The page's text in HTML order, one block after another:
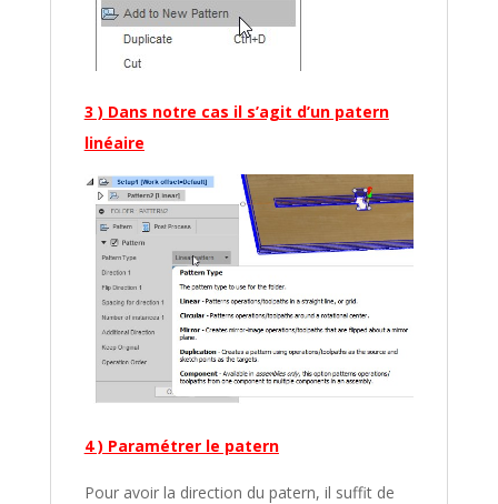
3 ) Dans notre cas il s’agit d’un patern
linéaire
4 ) Paramétrer le patern
Pour avoir la direction du patern, il suffit de